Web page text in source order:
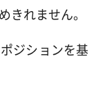
きれません。
ジションを基